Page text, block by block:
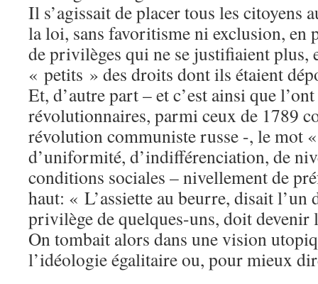
Il s’agissait de placer tous les citoyens
la loi, sans favoritisme ni exclusion, en
de privilèges qui ne se justifiaient plus,
« petits » des droits dont ils étaient
Et, d’autre part – et c’est ainsi que
révolutionnaires, parmi ceux de 1789
révolution communiste russe -, le mot
d’uniformité, d’indifférenciation, de
conditions sociales – nivellement de
haut: « L’assiette au beurre, disait l’un
privilège de quelques-uns, doit devenir
On tombait alors dans une vision
l’idéologie égalitaire ou, pour mieux